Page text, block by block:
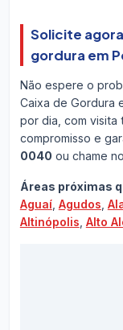
Solicite
gordura em
Não espere o
Caixa de Gordura
por dia, com visita
compromisso e
0040 ou chame
Áreas próximas
Aguaí, Agudos
Altinópolis Alto